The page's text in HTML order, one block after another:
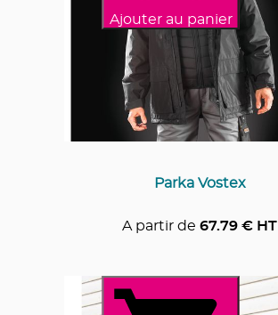
Ajouter au panier
Parka Vostex
A partir de 67.79 € HT